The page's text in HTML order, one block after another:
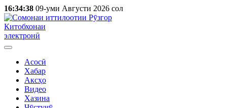
16:34:38 09-уми Августи 2026 сол
Китобхонаи
электронӣ
Асосӣ
Хабар
Аксҳо
Видео
Хазина